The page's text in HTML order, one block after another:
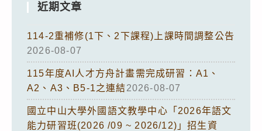
近期文章
114-2重補修(1下、2下課程)上課時間調整公告
2026-08-07
115年度AI人才方舟計畫需完成研習：A1、
A2、A3、B5-1之連結2026-08-07
國立中山大學外國語文教學中心「2026年語文
能力研習班(2026 /09 ~ 2026/12)」招生資